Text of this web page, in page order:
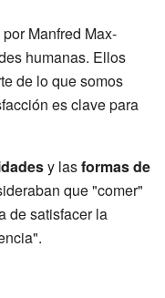
Manfred Max-
humanas. Ellos
de lo que somos
es clave para
y lasformas de
que "comer"
de satisfacer la